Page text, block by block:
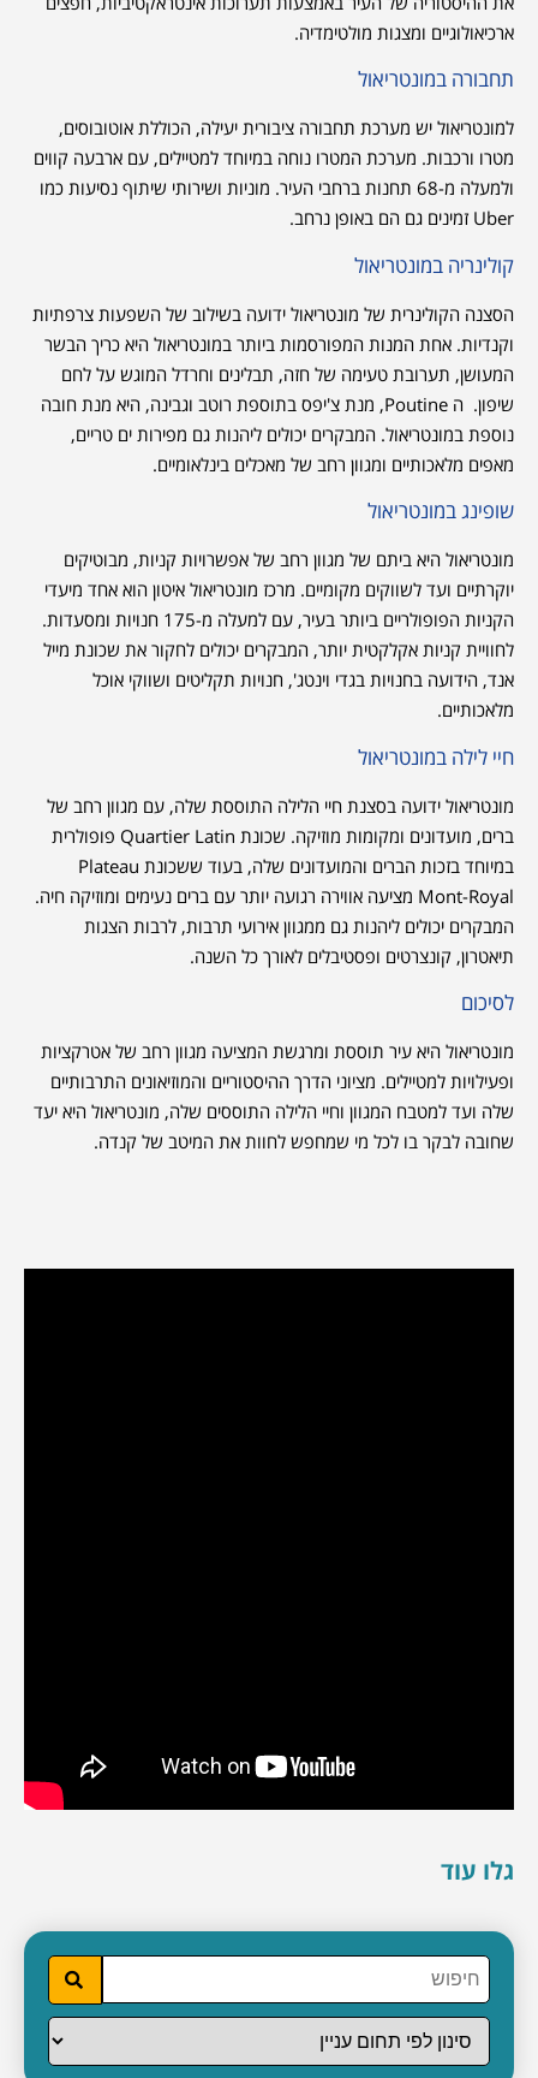
ארכיאולוגיים ומצגות מולטימדיה.
תחבורה במונטריאול
למונטריאול יש מערכת תחבורה ציבורית יעילה, הכוללת אוטובוסים,
מטרו ורכבות. מערכת המטרו נוחה במיוחד למטיילים, עם ארבעה קווים
ולמעלה מ-68 תחנות ברחבי העיר. מוניות ושירותי שיתוף נסיעות כמו
Uber זמינים גם הם באופן נרחב.
קולינריה במונטריאול
הסצנה הקולינרית של מונטריאול ידועה בשילוב של השפעות צרפתיות
וקנדיות. אחת המנות המפורסמות ביותר במונטריאול היא כריך הבשר
המעושן, תערובת טעימה של חזה, תבלינים וחרדל המוגש על לחם
שיפון. ה Poutine, מנת צ'יפס בתוספת רוטב וגבינה, היא מנת חובה
נוספת במונטריאול. המבקרים יכולים ליהנות גם מפירות ים טריים,
מאפים מלאכותיים ומגוון רחב של מאכלים בינלאומיים.
שופינג במונטריאול
מונטריאול היא ביתם של מגוון רחב של אפשרויות קניות, מבוטיקים
יוקרתיים ועד לשווקים מקומיים. מרכז מונטריאול איטון הוא אחד מיעדי
הקניות הפופולריים ביותר בעיר, עם למעלה מ-175 חנויות ומסעדות.
לחוויית קניות אקלקטית יותר, המבקרים יכולים לחקור את שכונת מייל
אנד, הידועה בחנויות בגדי וינטג', חנויות תקליטים ושווקי אוכל
מלאכותיים.
חיי לילה במונטריאול
מונטריאול ידועה בסצנת חיי הלילה התוססת שלה, עם מגוון רחב של
ברים, מועדונים ומקומות מוזיקה. שכונת Quartier Latin פופולרית
במיוחד בזכות הברים והמועדונים שלה, בעוד ששכונת Plateau
Mont-Royal מציעה אווירה רגועה יותר עם ברים נעימים ומוזיקה חיה.
המבקרים יכולים ליהנות גם ממגוון אירועי תרבות, לרבות הצגות
תיאטרון, קונצרטים ופסטיבלים לאורך כל השנה.
לסיכום
מונטריאול היא עיר תוססת ומרגשת המציעה מגוון רחב של אטרקציות
ופעילויות למטיילים. מציוני הדרך ההיסטוריים והמוזיאונים התרבותיים
שלה ועד למטבח המגוון וחיי הלילה התוססים שלה, מונטריאול היא יעד
שחובה לבקר בו לכל מי שמחפש לחוות את המיטב של קנדה.
גלו עוד